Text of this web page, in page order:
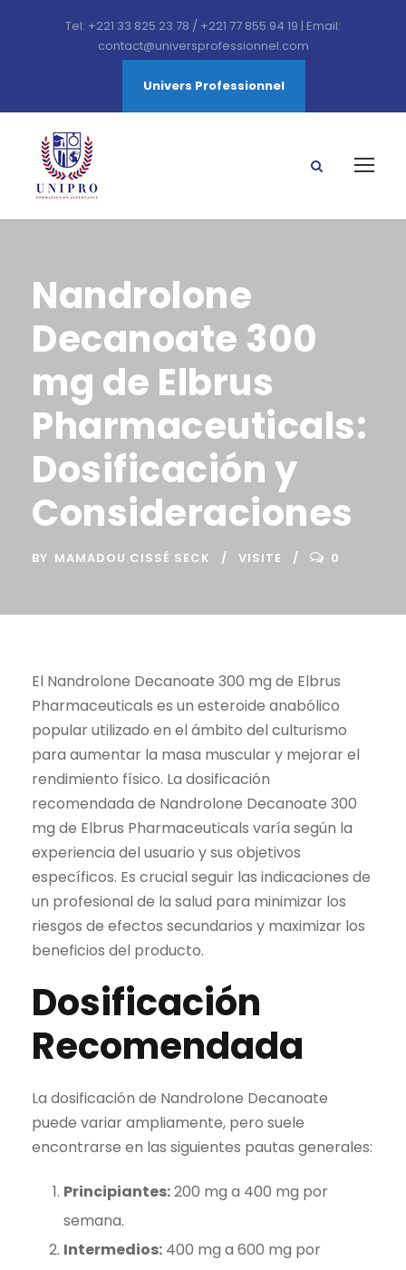
Tel: +221 33 825 23 78 / +221 77 855 94 19 | Email:
contact@universprofessionnel.com
Univers Professionnel
Nandrolone
Decanoate 300
mg de Elbrus
Pharmaceuticals:
Dosificación y
Consideraciones
BY MAMADOU CISSÉ SECK VISITE 0
El Nandrolone Decanoate 300 mg de Elbrus
Pharmaceuticals es un esteroide anabólico
popular utilizado en el ámbito del culturismo
para aumentar la masa muscular y mejorar el
rendimiento físico. La dosificación
recomendada de Nandrolone Decanoate 300
mg de Elbrus Pharmaceuticals varía según la
experiencia del usuario y sus objetivos
específicos. Es crucial seguir las indicaciones de
un profesional de la salud para minimizar los
riesgos de efectos secundarios y maximizar los
beneficios del producto.
Dosificación
Recomendada
La dosificación de Nandrolone Decanoate
puede variar ampliamente, pero suele
encontrarse en las siguientes pautas generales:
Principiantes:200 mg a 400 mg por
semana.
Intermedios: 400 mg a 600 mg por